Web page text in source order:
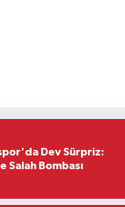
Dev Sürpriz:
Salah Bombası